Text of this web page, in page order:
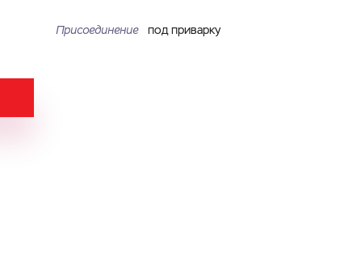
Присоединение под приварку